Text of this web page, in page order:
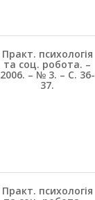
Практ. психологія
та соц. робота. –
2006. – № 3. – С. 36-
37.
Практ. психологія